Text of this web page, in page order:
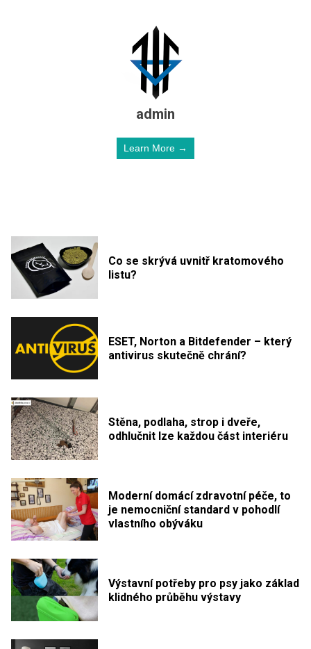
admin
Learn More →
Co se skrývá uvnitř kratomového
listu?
ESET, Norton a Bitdefender – který
antivirus skutečně chrání?
Stěna, podlaha, strop i dveře,
odhlučnit lze každou část interiéru
Moderní domácí zdravotní péče, to
je nemocniční standard v pohodlí
vlastního obýváku
Výstavní potřeby pro psy jako základ
klidného průběhu výstavy